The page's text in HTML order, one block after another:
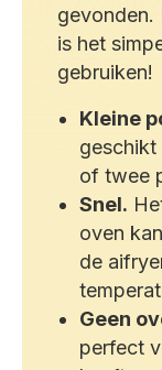
gevonden.
is het
gebruiken!
Kleine
geschikt
of twee
Snel.
oven
de
Geen
perfect